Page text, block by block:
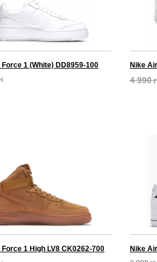
Force 1 (White) DD8959-100
Nike
4 990
1 High LV8 CK0262-700
Nike